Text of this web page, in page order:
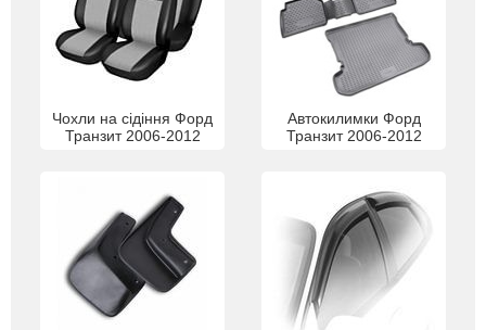
Чохли на сідіння Форд
Транзит 2006-2012
Автокилимки Форд
Транзит 2006-2012